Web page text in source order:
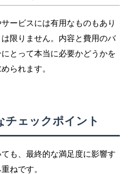
ービスには有用なものもあり
限りません。内容と費用のバ
とって本当に必要かどうかを
られます。
チェックポイント
も、最終的な満足度に影響す
ねです。